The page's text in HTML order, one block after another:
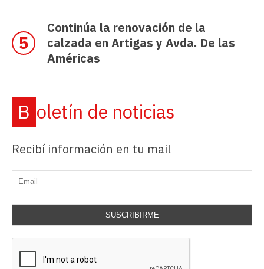
Continúa la renovación de la
calzada en Artigas y Avda. De las
Américas
Boletín de noticias
Recibí información en tu mail
SUSCRIBIRME